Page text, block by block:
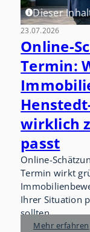
Dieser
23.07.2026
Online-
Termin:
wirklich
passt
Online-
Termin wirkt
Ihrer Situation
sollten.
Mehr erfahren